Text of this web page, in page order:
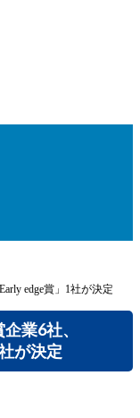
edge賞」1社が決定
業6社、
が決定